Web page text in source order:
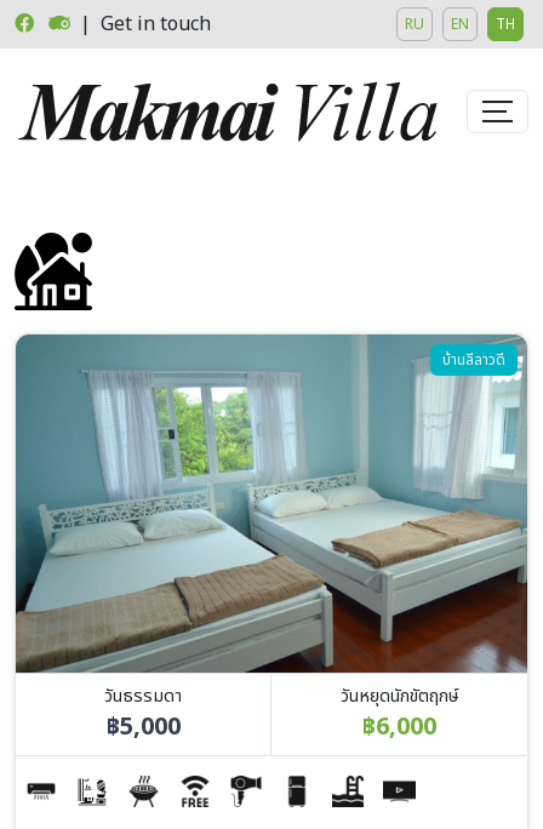
Skip to main content
| Get in touch RU EN TH
Image บ้านลีลาวดี
วันธรรมดา
฿5,000
วันหยุดนักขัตฤกษ์
฿6,000